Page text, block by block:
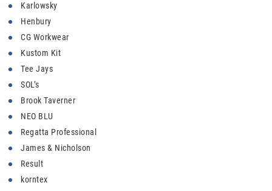
Karlowsky
Henbury
CG Workwear
Kustom Kit
Tee Jays
SOL’s
Brook Taverner
NEO BLU
Regatta Professional
James & Nicholson
Result
korntex